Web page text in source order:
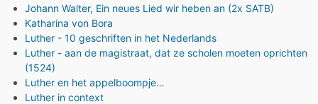
Johann Walter, Ein neues Lied wir heben an (2x SATB)
Katharina von Bora
Luther - 10 geschriften in het Nederlands
Luther - aan de magistraat, dat ze scholen moeten oprichten
(1524)
Luther en het appelboompje…
Luther in context